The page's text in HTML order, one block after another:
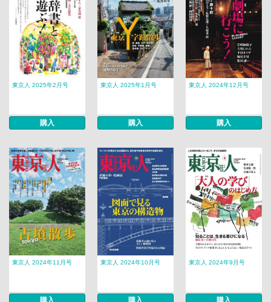
東京人 2025年2月号
購入
東京人 2025年1月号
購入
東京人 2024年12月号
購入
東京人 2024年11月号
購入
東京人 2024年10月号
購入
東京人 2024年9月号
購入